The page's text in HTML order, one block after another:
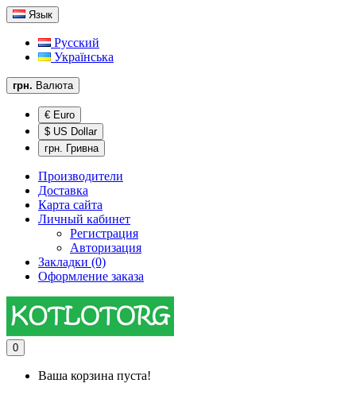
Язык
Русский
Українська
грн. Валюта
€ Euro
$ US Dollar
грн. Гривна
Производители
Доставка
Карта сайта
Личный кабинет
Регистрация
Авторизация
Закладки (0)
Оформление заказа
0
Ваша корзина пуста!